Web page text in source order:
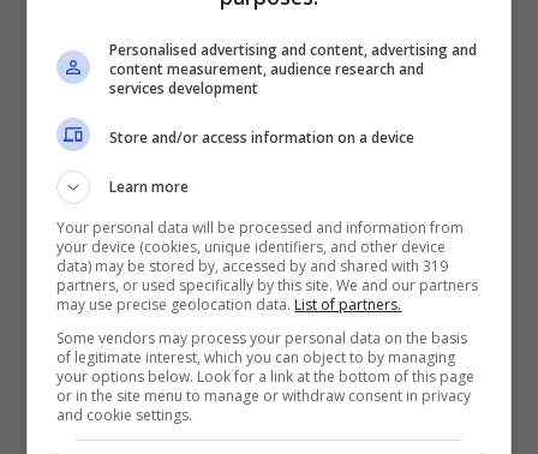
procuratore capo di Pavia Fabio
Napoleone ha fatto sapere che la traccia
evidenziata mediante l’impiego della
ninidrinaè stata lasciata dal palmo destro
di Sempioper la corrispondenza di 15
minuzie dattiloscopiche. L’impronta era
stata repertata sulle scale che conducono
al seminterrato della villetta di via Pascoli
a Garlasco.
La madre di Chiara, la signora Rita Preda,
Personalised advertising and content, advertising and
content measurement, audience research and
services development
Store and/or access information on a device
Learn more
Your personal data will be processed and information from
your device (cookies, unique identifiers, and other device
data) may be stored by, accessed by and shared with 319
partners, or used specifically by this site. We and our partners
may use precise geolocation data. List of partners.
Some vendors may process your personal data on the basis
of legitimate interest, which you can object to by managing
your options below. Look for a link at the bottom of this page
or in the site menu to manage or withdraw consent in privacy
and cookie settings.